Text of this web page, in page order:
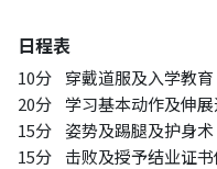
日程表
10分 穿戴道服及入学教育
20分 学习基本动作及伸
15分 姿势及踢腿及护身术
15分 击败及授予结业证